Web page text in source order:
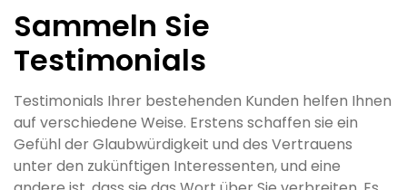
Sammeln Sie
Testimonials
Testimonials Ihrer bestehenden Kunden helfen Ihnen
auf verschiedene Weise. Erstens schaffen sie ein
Gefühl der Glaubwürdigkeit und des Vertrauens
unter den zukünftigen Interessenten, und eine